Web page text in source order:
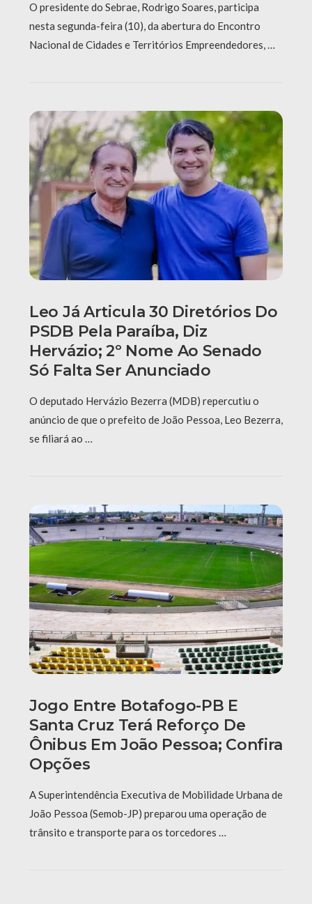
O presidente do Sebrae, Rodrigo Soares, participa
nesta segunda-feira (10), da abertura do Encontro
Nacional de Cidades e Territórios Empreendedores, …
Leo Já Articula 30 Diretórios Do
PSDB Pela Paraíba, Diz
Hervázio; 2º Nome Ao Senado
Só Falta Ser Anunciado
O deputado Hervázio Bezerra (MDB) repercutiu o
anúncio de que o prefeito de João Pessoa, Leo Bezerra,
se filiará ao …
Jogo Entre Botafogo-PB E
Santa Cruz Terá Reforço De
Ônibus Em João Pessoa; Confira
Opções
A Superintendência Executiva de Mobilidade Urbana de
João Pessoa (Semob-JP) preparou uma operação de
trânsito e transporte para os torcedores …